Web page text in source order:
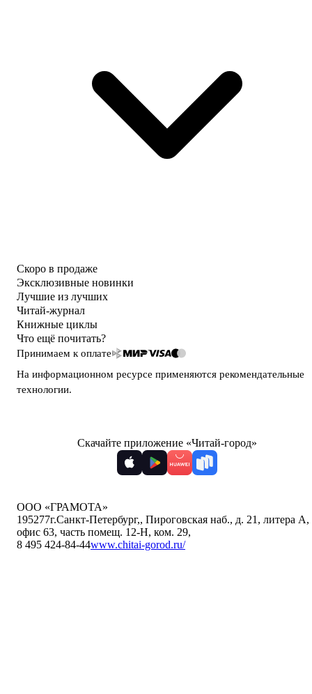
Скоро в продаже
Эксклюзивные новинки
Лучшие из лучших
Читай-журнал
Книжные циклы
Что ещё почитать?
Принимаем к оплате
На информационном ресурсе применяются рекомендательные
технологии.
Скачайте приложение «Читай-город»
ООО «ГРАМОТА»
195277г.Санкт-Петербург,, Пироговская наб., д. 21, литера А,
офис 63, часть помещ. 12-Н, ком. 29,
8 495 424-84-44www.chitai-gorod.ru/